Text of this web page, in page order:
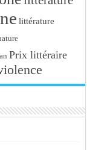
littérature
Prix littéraire